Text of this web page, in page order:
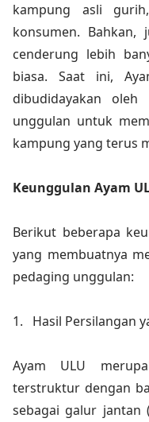
kampung asli
konsumen. Bahkan,
cenderung lebih
biasa. Saat ini,
dibudidayakan oleh
unggulan untuk
kampung yang terus
Keunggulan Ayam
Berikut beberapa
yang membuatnya
pedaging unggulan:
1. Hasil Persilangan
Ayam ULU
terstruktur dengan
sebagai galur jantan